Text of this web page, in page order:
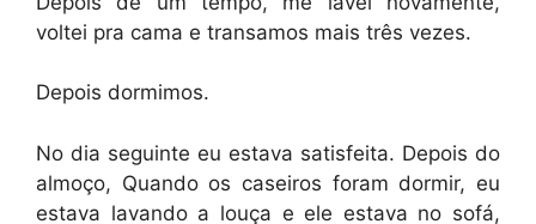
voltei pra cama e transamos mais três vezes.
Depois dormimos.
No dia seguinte eu estava satisfeita. Depois do
almoço, Quando os caseiros foram dormir, eu
estava lavando a louça e ele estava no sofá,